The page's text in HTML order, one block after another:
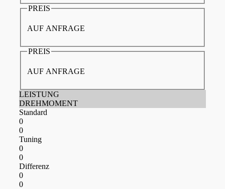
PREIS
AUF ANFRAGE
PREIS
AUF ANFRAGE
LEISTUNG
DREHMOMENT
Standard
0
0
Tuning
0
0
Differenz
0
0